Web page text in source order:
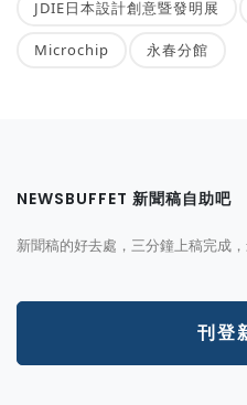
JDIE日本設計創意暨發明展
Microchip 永春分館
NEWSBUFFET 新聞稿自助吧
新聞稿的好去處，三分鐘上稿完成
刊登